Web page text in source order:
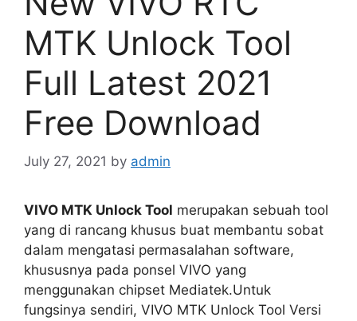
MTK Unlock Tool
Full Latest 2021
Free Download
July 27, 2021 by admin
VIVO MTK Unlock Tool merupakan sebuah tool
yang di rancang khusus buat membantu sobat
dalam mengatasi permasalahan software,
khususnya pada ponsel VIVO yang
menggunakan chipset Mediatek.Untuk
fungsinya sendiri, VIVO MTK Unlock Tool Versi